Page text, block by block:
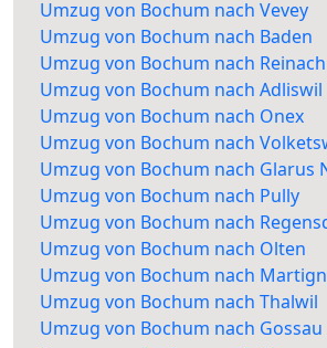
Umzug von Bochum nach Vevey
Umzug von Bochum nach Baden
Umzug von Bochum nach Reinach
Umzug von Bochum nach Adliswil
Umzug von Bochum nach Onex
Umzug von Bochum nach
Umzug von Bochum nach Glarus
Umzug von Bochum nach Pully
Umzug von Bochum nach
Umzug von Bochum nach Olten
Umzug von Bochum nach
Umzug von Bochum nach Thalwil
Umzug von Bochum nach Gossau